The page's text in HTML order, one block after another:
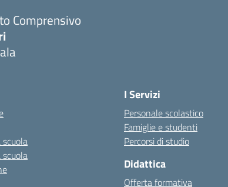
Comprensivo
I Servizi
Personale scolastico
Famiglie e studenti
Percorsi di studio
Didattica
Offerta formativa